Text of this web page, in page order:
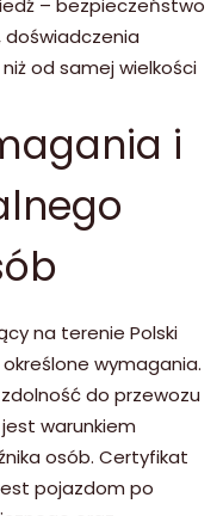
– bezpieczeństwo
doświadczenia
od samej wielkości
i
na terenie Polski
określone wymagania.
do przewozu
warunkiem
osób. Certyfikat
pojazdom po